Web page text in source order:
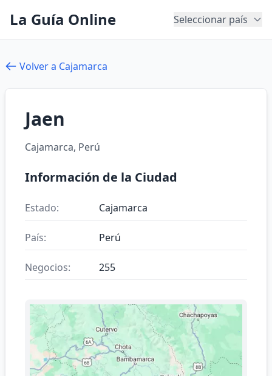
La Guía Online Seleccionar país
Volver a Cajamarca
Jaen
Cajamarca, Perú
Información de la Ciudad
Estado: Cajamarca
País: Perú
Negocios: 255